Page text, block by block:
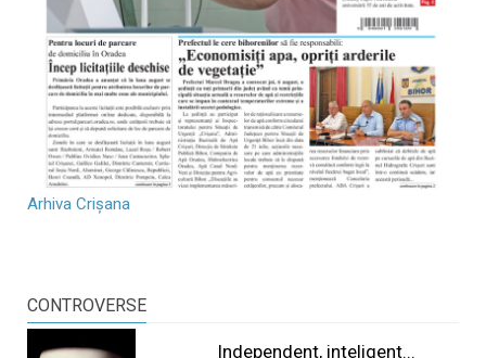
Arhiva Crișana
CONTROVERSE
Independent, inteligent...